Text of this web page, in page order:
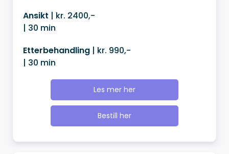
Ansikt | kr. 2400,-
| 30 min
Etterbehandling | kr. 990,-
| 30 min
Les mer her
Bestill her